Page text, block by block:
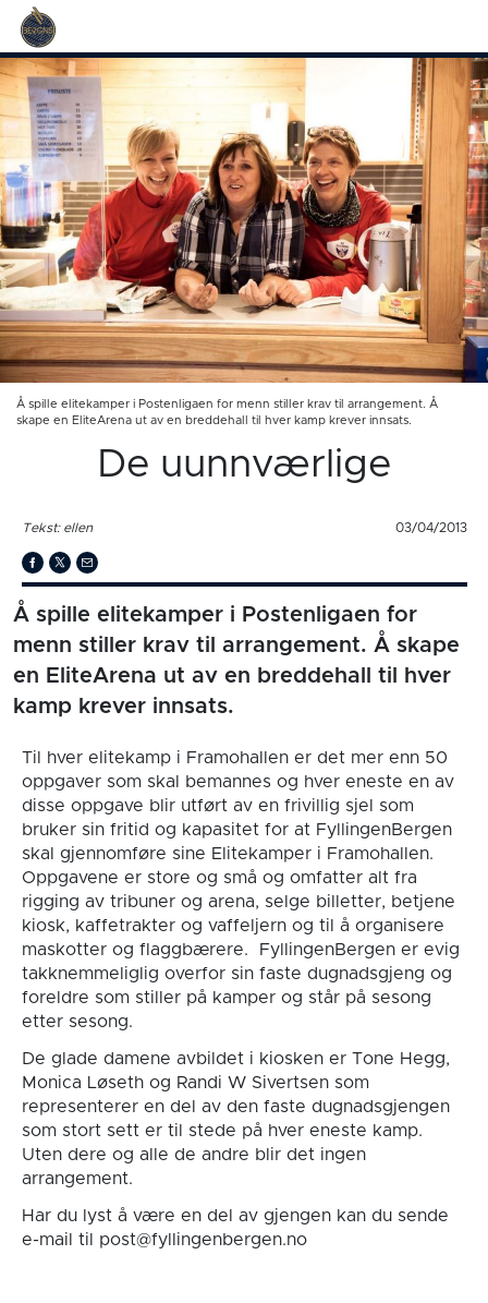
Å spille elitekamper i Postenligaen for menn stiller krav til arrangement. Å
skape en EliteArena ut av en breddehall til hver kamp krever innsats.
De uunnværlige
Tekst: ellen 03/04/2013
Å spille elitekamper i Postenligaen for
menn stiller krav til arrangement. Å skape
en EliteArena ut av en breddehall til hver
kamp krever innsats.
Til hver elitekamp i Framohallen er det mer enn 50
oppgaver som skal bemannes og hver eneste en av
disse oppgave blir utført av en frivillig sjel som
bruker sin fritid og kapasitet for at FyllingenBergen
skal gjennomføre sine Elitekamper i Framohallen.
Oppgavene er store og små og omfatter alt fra
rigging av tribuner og arena, selge billetter, betjene
kiosk, kaffetrakter og vaffeljern og til å organisere
maskotter og flaggbærere. FyllingenBergen er evig
takknemmeliglig overfor sin faste dugnadsgjeng og
foreldre som stiller på kamper og står på sesong
etter sesong.
De glade damene avbildet i kiosken er Tone Hegg,
Monica Løseth og Randi W Sivertsen som
representerer en del av den faste dugnadsgjengen
som stort sett er til stede på hver eneste kamp.
Uten dere og alle de andre blir det ingen
arrangement.
Har du lyst å være en del av gjengen kan du sende
e-mail til post@fyllingenbergen.no